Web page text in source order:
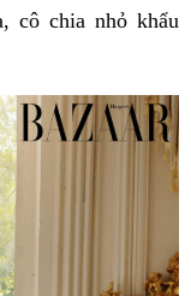
cô chia nhỏ khẩu